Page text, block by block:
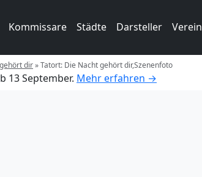
Kommissare Städte Darsteller Verein
dir»Tatort: Die Nacht gehört dir,Szenenfoto
13 September. Mehr erfahren →